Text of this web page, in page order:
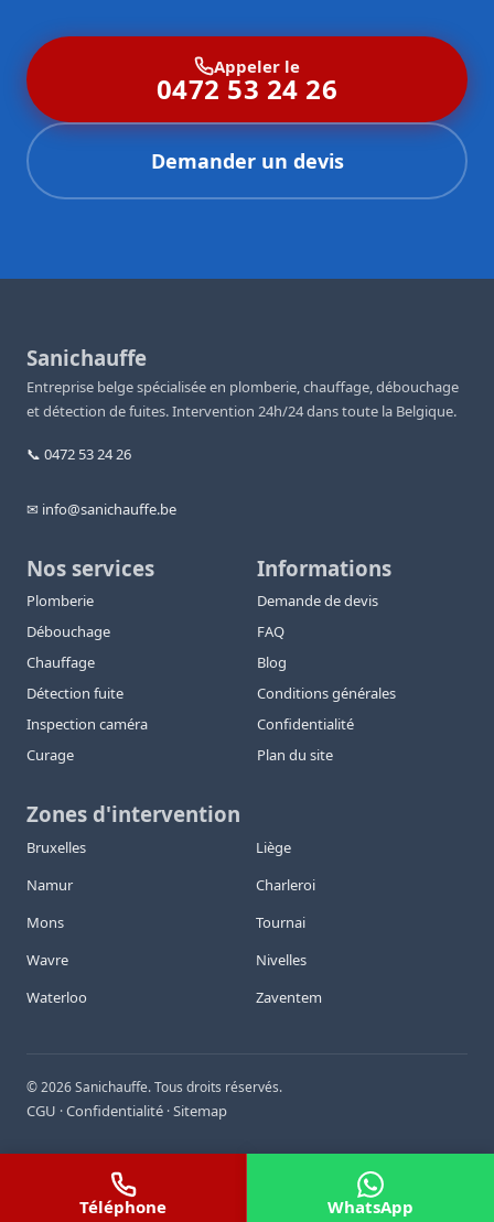
Appeler le
0472 53 24 26
Demander un devis
Sanichauffe
Entreprise belge spécialisée en plomberie, chauffage, débouchage
et détection de fuites. Intervention 24h/24 dans toute la Belgique.
📞 0472 53 24 26
✉ info@sanichauffe.be
Nos services
Plomberie
Débouchage
Chauffage
Détection fuite
Inspection caméra
Curage
Informations
Demande de devis
FAQ
Blog
Conditions générales
Confidentialité
Plan du site
Zones d'intervention
Bruxelles
Liège
Namur
Charleroi
Mons
Tournai
Wavre
Nivelles
Waterloo
Zaventem
©2026Sanichauffe. Tous droits réservés.
CGU ·Confidentialité ·Sitemap